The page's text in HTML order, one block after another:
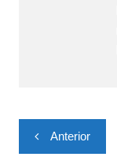
Navegação
de
Anterior